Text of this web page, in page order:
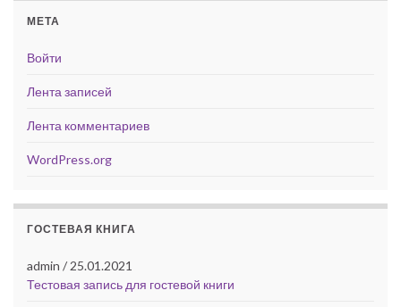
МЕТА
Войти
Лента записей
Лента комментариев
WordPress.org
ГОСТЕВАЯ КНИГА
admin / 25.01.2021
Тестовая запись для гостевой книги